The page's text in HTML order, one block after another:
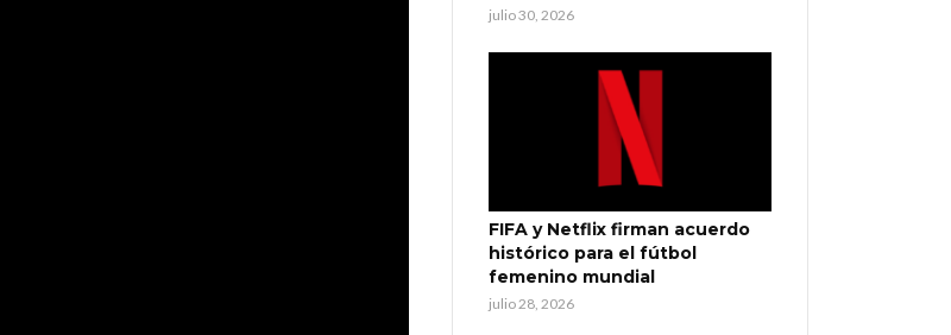
julio 30, 2026
FIFA y Netflix firman acuerdo
histórico para el fútbol
femenino mundial
julio 28, 2026